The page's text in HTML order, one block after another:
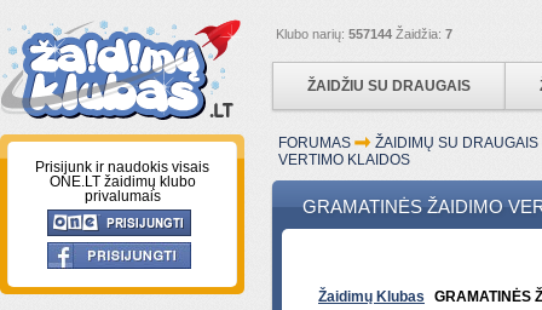
Klubo narių: 557144 Žaidžia: 7
ŽAIDŽIU SU DRAUGAIS
Prisijunk ir naudokis visais
ONE.LT žaidimų klubo
privalumais
FORUMAS
ŽAIDIMŲ SU
VERTIMO KLAIDOS
GRAMATINĖS ŽAIDIMO
Žaidimų Klubas
GRAMATINĖS